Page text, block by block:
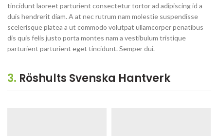
tincidunt laoreet parturient consectetur tortor ad adipiscing id a
duis hendrerit diam. A at nec rutrum nam molestie suspendisse
scelerisque platea a ut commodo volutpat ullamcorper penatibus
dis quis felis justo porta montes nam a vestibulum tristique
parturient parturient eget tincidunt. Semper dui.
3. Röshults Svenska Hantverk